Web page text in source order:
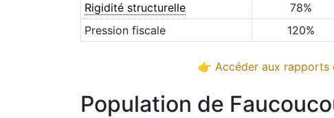
Rigidité structurelle
78%
Pression fiscale
120%
👉 Accéder aux rapports
Population de